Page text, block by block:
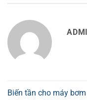
Biến tần cho máy